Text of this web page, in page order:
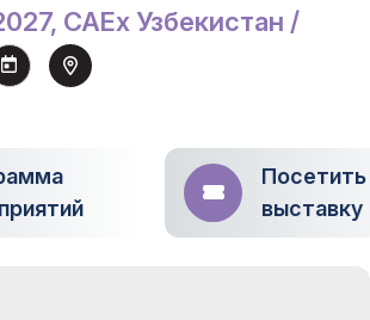
CAEx Узбекистан /
Посетить
выставку